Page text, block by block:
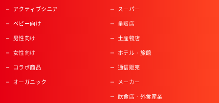
アクティブシニア
ベビー向け
男性向け
女性向け
コラボ商品
オーガニック
スーパー
量販店
土産物店
ホテル・旅館
通信販売
メーカー
飲食店・外食産業